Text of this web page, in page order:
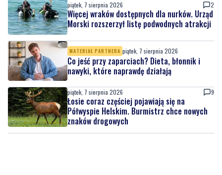
piątek, 7 sierpnia 2026 2
Więcej wraków dostępnych dla nurków. Urząd
Morski rozszerzył listę podwodnych atrakcji
MATERIAŁ PARTNERA piątek, 7 sierpnia 2026
Co jeść przy zaparciach? Dieta, błonnik i
nawyki, które naprawdę działają
piątek, 7 sierpnia 2026 9
Łosie coraz częściej pojawiają się na
Półwyspie Helskim. Burmistrz chce nowych
znaków drogowych